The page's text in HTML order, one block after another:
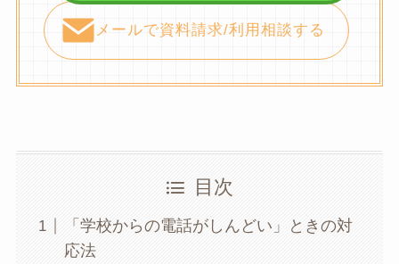
メールで資料請求/利用相談する
目次
「学校からの電話がしんどい」ときの対
応法